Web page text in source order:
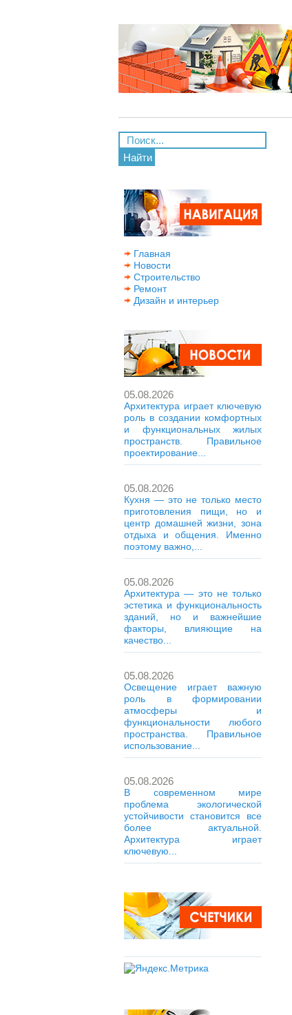
Найти
Главная
Новости
Строительство
Ремонт
Дизайн и интерьер
05.08.2026
Архитектура играет ключевую
роль в создании комфортных
и функциональных жилых
пространств. Правильное
проектирование...
05.08.2026
Кухня — это не только место
приготовления пищи, но и
центр домашней жизни, зона
отдыха и общения. Именно
поэтому важно,...
05.08.2026
Архитектура — это не только
эстетика и функциональность
зданий, но и важнейшие
факторы, влияющие на
качество...
05.08.2026
Освещение играет важную
роль в формировании
атмосферы и
функциональности любого
пространства. Правильное
использование...
05.08.2026
В современном мире
проблема экологической
устойчивости становится все
более актуальной.
Архитектура играет
ключевую...